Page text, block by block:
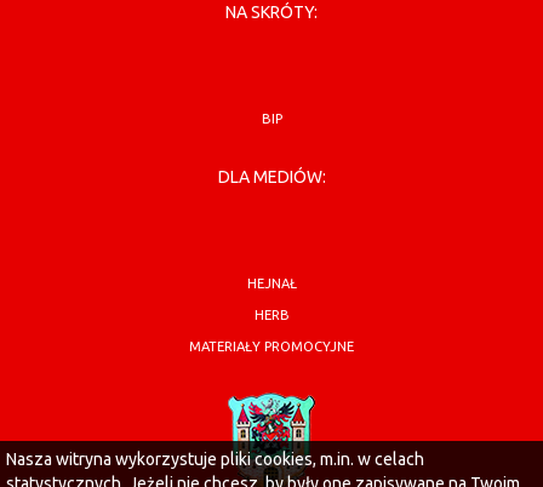
NA SKRÓTY:
BIP
DLA MEDIÓW:
HEJNAŁ
HERB
MATERIAŁY PROMOCYJNE
Nasza witryna wykorzystuje pliki cookies, m.in. w celach